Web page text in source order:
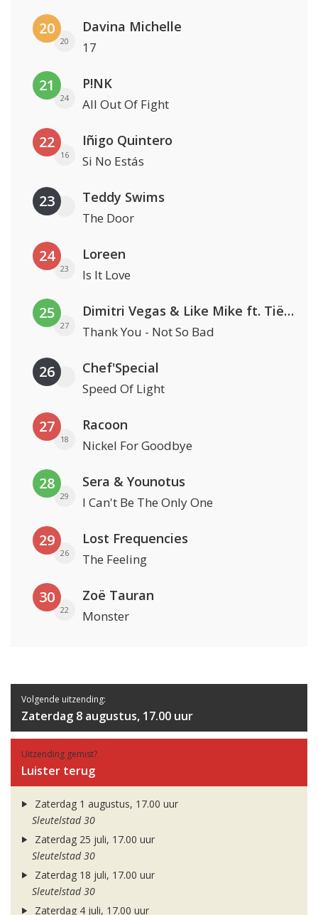
20
20
Davina Michelle
17
21
24
P!NK
All Out Of Fight
22
16
Iñigo Quintero
Si No Estás
23 Teddy Swims
The Door
24
23
Loreen
Is It Love
25
27
Dimitri Vegas & Like Mike ft. Tiësto, W&W & Dido
Thank You - Not So Bad
26 Chef'Special
Speed Of Light
27
18
Racoon
Nickel For Goodbye
28
29
Sera & Younotus
I Can't Be The Only One
29
26
Lost Frequencies
The Feeling
30
22
Zoë Tauran
Monster
Volgende uitzending:
Zaterdag 8 augustus, 17.00 uur
Uitzending gemist?
Luister terug
Zaterdag 1 augustus, 17.00 uur
Sleutelstad 30
Zaterdag 25 juli, 17.00 uur
Sleutelstad 30
Zaterdag 18 juli, 17.00 uur
Sleutelstad 30
Zaterdag 4 juli, 17.00 uur